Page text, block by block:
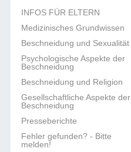
INFOS FÜR ELTERN
Medizinisches Grundwissen
Beschneidung und Sexualität
Psychologische Aspekte der
Beschneidung
Beschneidung und Religion
Gesellschaftliche Aspekte der
Beschneidung
Presseberichte
Fehler gefunden? - Bitte
melden!